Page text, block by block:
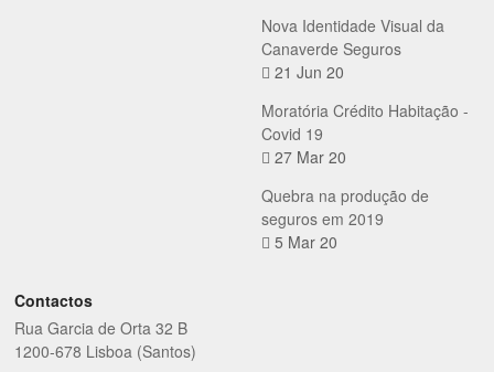
Nova Identidade Visual da
Canaverde Seguros
21 Jun 20
Moratória Crédito Habitação -
Covid 19
27 Mar 20
Quebra na produção de
seguros em 2019
5 Mar 20
Contactos
Rua Garcia de Orta 32 B
1200-678 Lisboa (Santos)